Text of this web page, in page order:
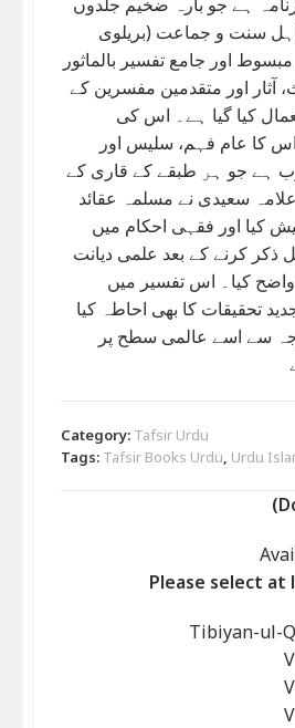
سنت و جماعت (بریلوی
اور جامع تفسیر بالماثور
آثار اور متقدمین مفسرین کے
کیا گیا ہے۔ اس کی
کا عام فہم، سلیس اور
ہے جو ہر طبقے کے قاری کے
سعیدی نے مسلمہ عقائد
کیا اور فقہی احکام میں
ذکر کرنے کے بعد علمی دیانت
کیا۔ اس تفسیر میں
تحقیقات کا بھی احاطہ کیا
سے اسے عالمی سطح پر
Category: Tafsir Urdu
Tags: Tafsir Books Urdu, Urdu
Please select at
Tibiyan-ul-